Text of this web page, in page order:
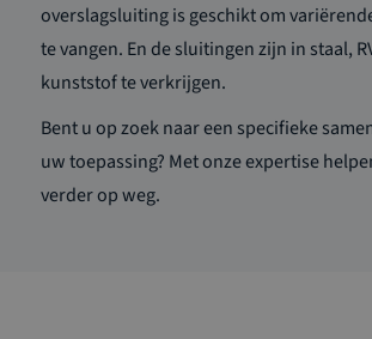
overslagsluiting is geschikt om
te vangen. En de sluitingen zijn in staal,
kunststof te verkrijgen.
Bent u op zoek naar een specifieke
uw toepassing? Met onze expertise
verder op weg.